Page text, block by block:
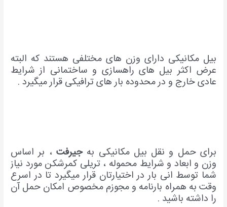
بیل مکانیکی دارای وزن های مختلفی هستند که البته
عرض اکثر بیل های راهسازی و ساختمانی از شرایط
عادی خارج و در محدوده بار های ترافیکی قرار میگیرد .
برای حمل و نقل بیل مکانیکی بهجیرفت، بر اساس
وزن و ابعاد و شرایط محموله ، تریلی کمرشکن مورد نیاز
شما توسط انی بار در اختیارتان قرار میگیرد تا در اسرع
وقت به همراه بارنامه و مجوزم مخصوص امکان حمل آن
را داشته باشید .